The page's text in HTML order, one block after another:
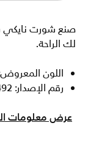
صنع شورت نايكي
لك الراحة.
اللون
رقم الإصدار: DA0806-492
عرض معلومات